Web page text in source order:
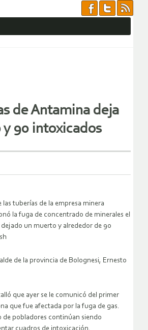
de Antamina deja
90 intoxicados
tuberías de la empresa minera
la fuga de concentrado de minerales el
un muerto y alrededor de 90
de la provincia de Bolognesi, Ernesto
que ayer se le comunicó del primer
que fue afectada por la fuga de gas.
de pobladores continúan siendo